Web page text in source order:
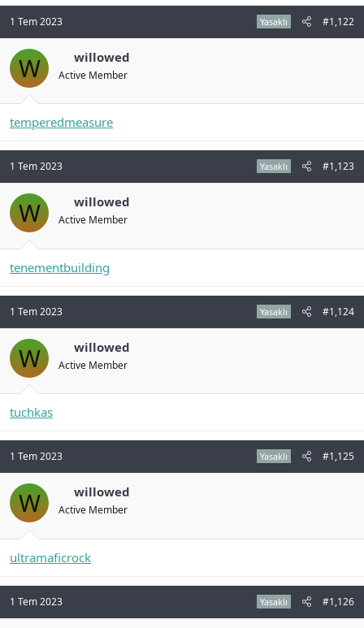
1 Tem 2023 Yasaklı #1,122
W willowed
Active Member
temperedmeasure
1 Tem 2023 Yasaklı #1,123
W willowed
Active Member
tenementbuilding
1 Tem 2023 Yasaklı #1,124
W willowed
Active Member
tuchkas
1 Tem 2023 Yasaklı #1,125
W willowed
Active Member
ultramaficrock
1 Tem 2023 Yasaklı #1,126